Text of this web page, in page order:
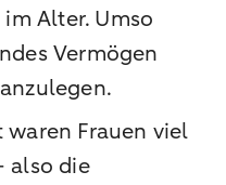
Alter. Umso
Vermögen
Frauen viel
also die